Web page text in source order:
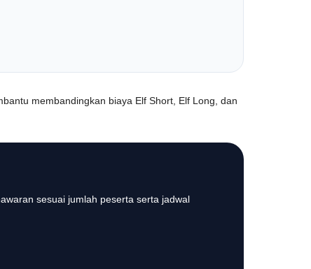
membandingkan biaya Elf Short, Elf Long, dan
sesuai jumlah peserta serta jadwal